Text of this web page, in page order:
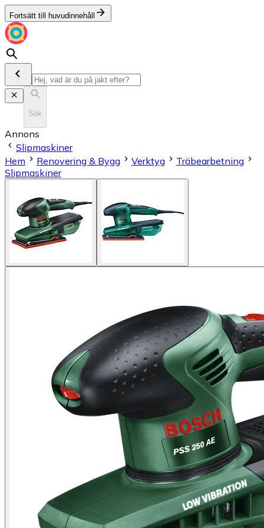
Fortsätt till huvudinnehåll
Sök
Annons
Slipmaskiner
Hem
Renovering & Bygg Verktyg
Träbearbetning
Slipmaskiner